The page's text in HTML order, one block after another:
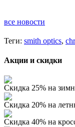
все новости
Теги: smith optics,
Акции и скидки
Скидка 25% на
Скидка 20% на
Скидка 40% на